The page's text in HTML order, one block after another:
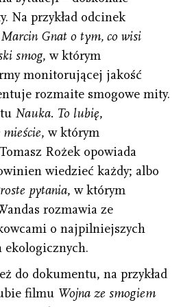
Na przykład odcinek
Marcin Gnat o tym, co wisi
smog, w którym
monitorującej jakość
rozmaite smogowe mity.
Nauka. To lubię,
, w którym
Rożek opowiada
wiedzieć każdy; albo
pytania, w którym
rozmawia ze
o najpilniejszych
ekologicznych.
do dokumentu, na przykład
filmu Wojna ze smogiem